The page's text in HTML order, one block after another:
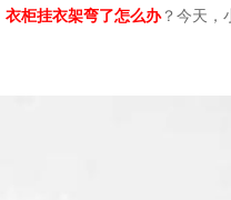
衣柜挂衣架弯了怎么办？今天，